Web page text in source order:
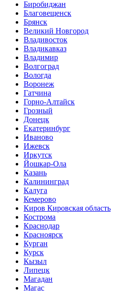
Биробиджан
Благовещенск
Брянск
Великий Новгород
Владивосток
Владикавказ
Владимир
Волгоград
Вологда
Воронеж
Гатчина
Горно-Алтайск
Грозный
Донецк
Екатеринбург
Иваново
Ижевск
Иркутск
Йошкар-Ола
Казань
Калининград
Калуга
Кемерово
Киров Кировская область
Кострома
Краснодар
Красноярск
Курган
Курск
Кызыл
Липецк
Магадан
Магас